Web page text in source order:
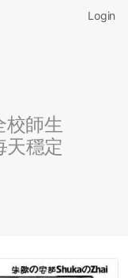
Login
校師生
天穩定